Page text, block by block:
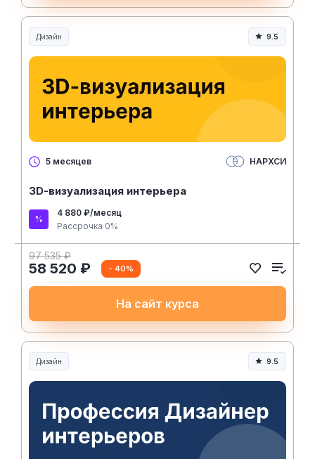
Дизайн 9.5
5 месяцев НАРХСИ
3D-визуализация интерьера
4 880 ₽/месяц
Рассрочка 0%
97 535 ₽
58 520 ₽ - 40%
На сайт курса
Дизайн 9.5